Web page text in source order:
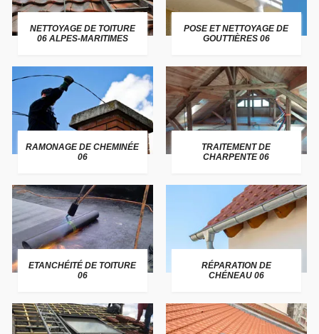
NETTOYAGE DE TOITURE
06 ALPES-MARITIMES
POSE ET NETTOYAGE DE
GOUTTIÈRES 06
RAMONAGE DE CHEMINÉE
06
TRAITEMENT DE
CHARPENTE 06
ETANCHÉITÉ DE TOITURE
06
RÉPARATION DE
CHÉNEAU 06